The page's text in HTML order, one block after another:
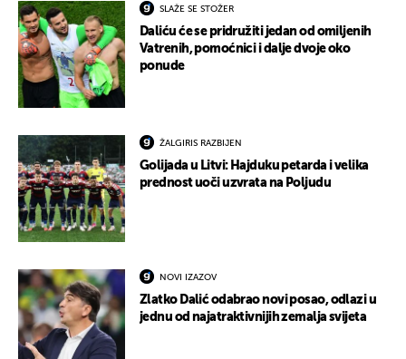
SLAŽE SE STOŽER
Daliću će se pridružiti jedan od omiljenih
Vatrenih, pomoćnici i dalje dvoje oko
ponude
ŽALGIRIS RAZBIJEN
Golijada u Litvi: Hajduku petarda i velika
prednost uoči uzvrata na Poljudu
NOVI IZAZOV
Zlatko Dalić odabrao novi posao, odlazi u
jednu od najatraktivnijih zemalja svijeta